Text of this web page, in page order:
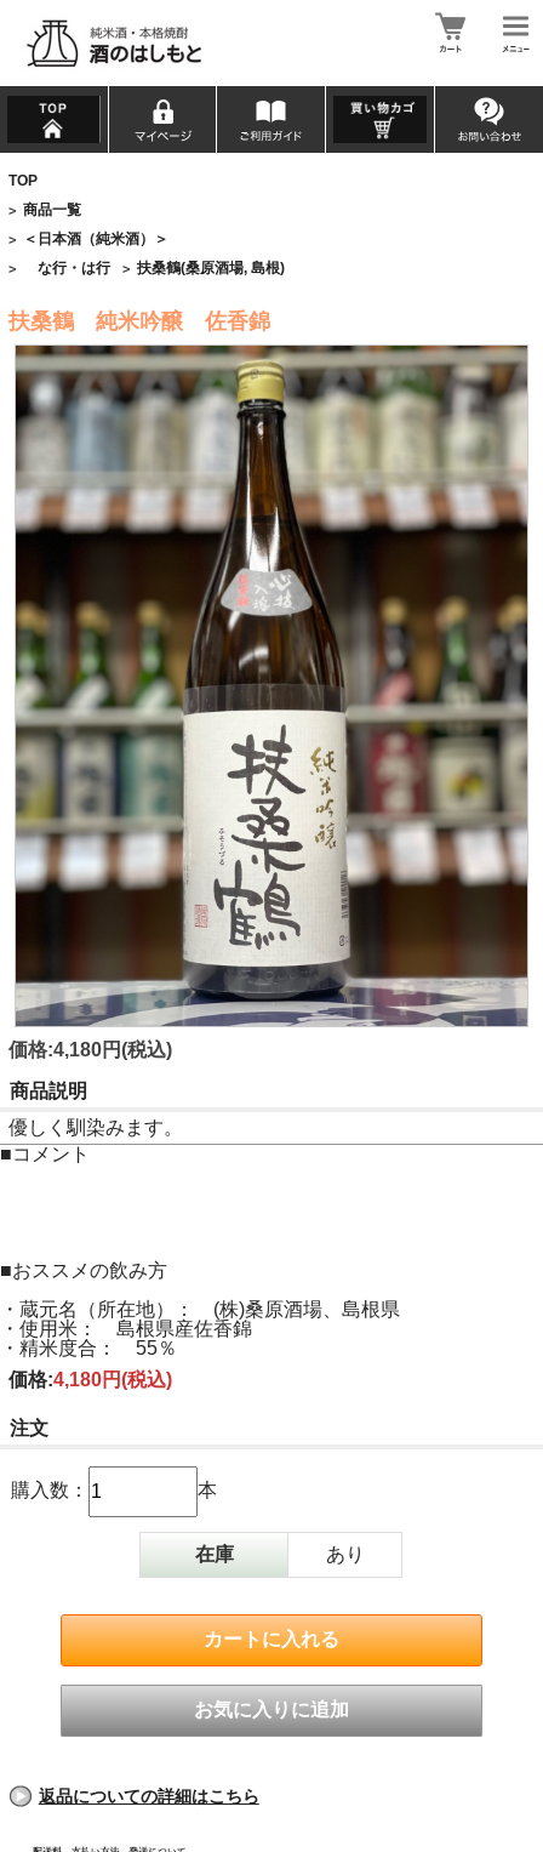
TOP
> 商品一覧
> ＜日本酒（純米酒）＞
> な行・は行 > 扶桑鶴(桑原酒場, 島根)
扶桑鶴 純米吟醸 佐香錦
価格:4,180円(税込)
商品説明
優しく馴染みます。
■コメント
■おススメの飲み方
・蔵元名（所在地）： (株)桑原酒場、島根県
・使用米： 島根県産佐香錦
・精米度合： 55％
価格:4,180円(税込)
注文
購入数： 本
在庫 あり
返品についての詳細はこちら